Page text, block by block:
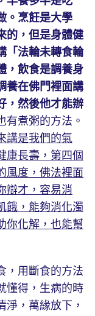
。烹飪是大學
的，但是身體健
「法輪未轉食輪
，飲食是調養身
養在佛門裡面講
，然後他才能辦
有煮粥的方法。
講是我們的氣
康長壽，第四個
風度，佛法裡面
辯才，容易消
餓，能夠消化濁
你化解，也能幫
用斷食的方法
懂得，生病的時
淨，萬緣放下，